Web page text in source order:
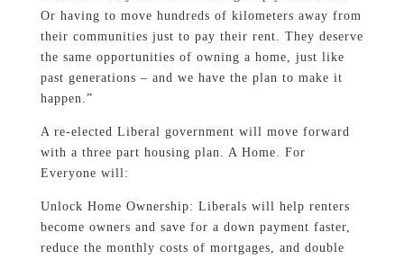
Or having to move hundreds of kilometers away from
their communities just to pay their rent. They deserve
the same opportunities of owning a home, just like
past generations – and we have the plan to make it
happen.”
A re-elected Liberal government will move forward
with a three part housing plan. A Home. For
Everyone will:
Unlock Home Ownership: Liberals will help renters
become owners and save for a down payment faster,
reduce the monthly costs of mortgages, and double